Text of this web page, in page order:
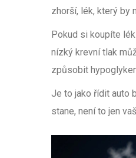
zhorší, lék, který by
Pokud si koupíte
nízký krevní tlak
způsobit
Je to jako řídit auto
stane, není to jen